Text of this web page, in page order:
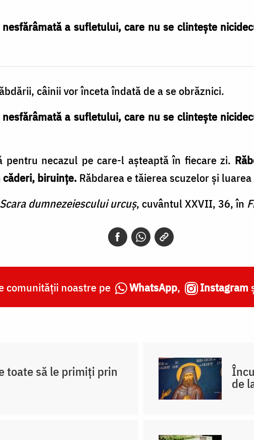
nesfărâmată a sufletului, care nu se clintește
câinii vor înceta îndată de a se obrăznici.
nesfărâmată a sufletului, care nu se clintește
pentru necazul pe care-l așteaptă în fiecare zi.
căderi, biruințe. Răbdarea e tăierea scuzelor și
Scara dumnezeiescului urcuș, cuvântul XXVII, 36, în
comunității noastre pe WhatsApp, Instagram
toate să le primiți prin
de